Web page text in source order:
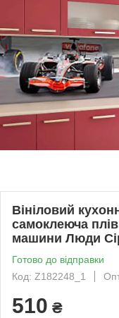
Вініловий
самоклеюча
машини Люди
Готово до відправки
Код: Z182248_1
510 ₴